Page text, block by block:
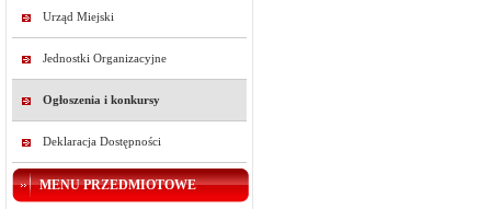
Urząd Miejski
Jednostki Organizacyjne
Ogłoszenia i konkursy
Deklaracja Dostępności
MENU PRZEDMIOTOWE